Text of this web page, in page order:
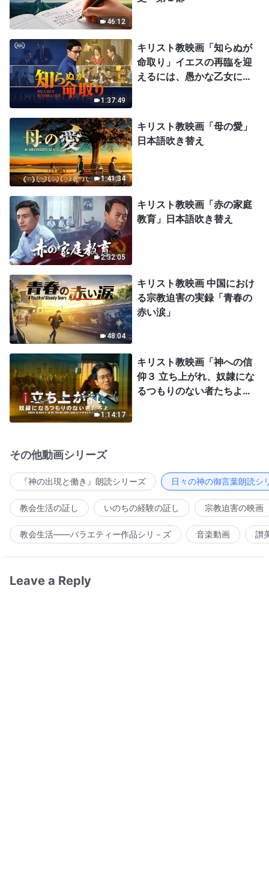
46:12
1:37:49
キリスト教映画「知らぬが
命取り」イエスの再臨を迎
えるには、愚かな乙女にな
1:41:34
キリスト教映画「母の愛」
日本語吹き替え
2:32:05
キリスト教映画「赤の家庭
教育」日本語吹き替え
48:04
キリスト教映画 中国におけ
る宗教迫害の実録「青春の
赤い涙」
1:14:17
キリスト教映画「神への信
仰３ 立ち上がれ、奴隷にな
るつもりのない者たちよ」
その他動画シリーズ
『神の出現と働き』朗読シリーズ 日々の神の御言葉朗読シ
教会生活の証し いのちの経験の証し 宗教迫害の映画
教会生活――バラエティー作品シリ－ズ 音楽動画 讃
Leave a Reply